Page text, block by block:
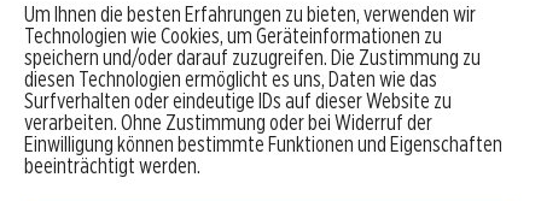
Um Ihnen die besten Erfahrungen zu bieten, verwenden wir
Technologien wie Cookies, um Geräteinformationen zu
speichern und/oder darauf zuzugreifen. Die Zustimmung zu
diesen Technologien ermöglicht es uns, Daten wie das
Surfverhalten oder eindeutige IDs auf dieser Website zu
verarbeiten. Ohne Zustimmung oder bei Widerruf der
Einwilligung können bestimmte Funktionen und Eigenschaften
beeinträchtigt werden.
Robo-Advisor vergleichen
Depotvergleich
Festgeld vergleichen